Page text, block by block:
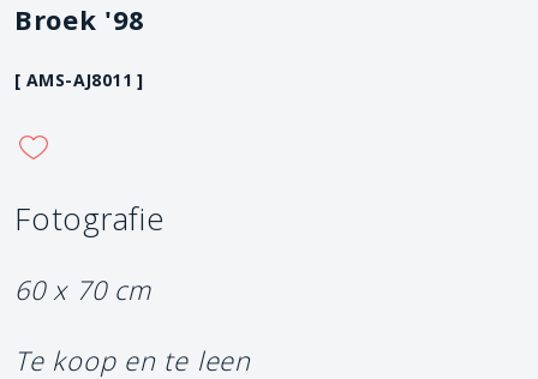
Broek '98
[ AMS-AJ8011 ]
Fotografie
60 x 70 cm
Te koop en te leen